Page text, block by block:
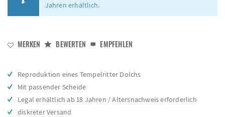
Jahren erhältlich.
MERKEN BEWERTEN EMPFEHLEN
Reproduktion eines Tempelritter Dolchs
Mit passender Scheide
Legal erhältlich ab 18 Jahren / Altersnachweis erforderlich
diskreter Versand